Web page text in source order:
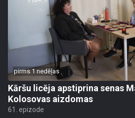
pirms 1 nedēļas
Kāršu licēja apstiprina senas
Kolosovas aizdomas
61. epizode